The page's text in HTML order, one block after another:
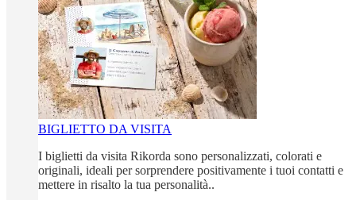
BIGLIETTO DA VISITA
I biglietti da visita Rikorda sono personalizzati, colorati e
originali, ideali per sorprendere positivamente i tuoi contatti e
mettere in risalto la tua personalità..